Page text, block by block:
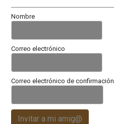
Nombre
Correo electrónico
Correo electrónico de confirmación
Invitar a mi amig@